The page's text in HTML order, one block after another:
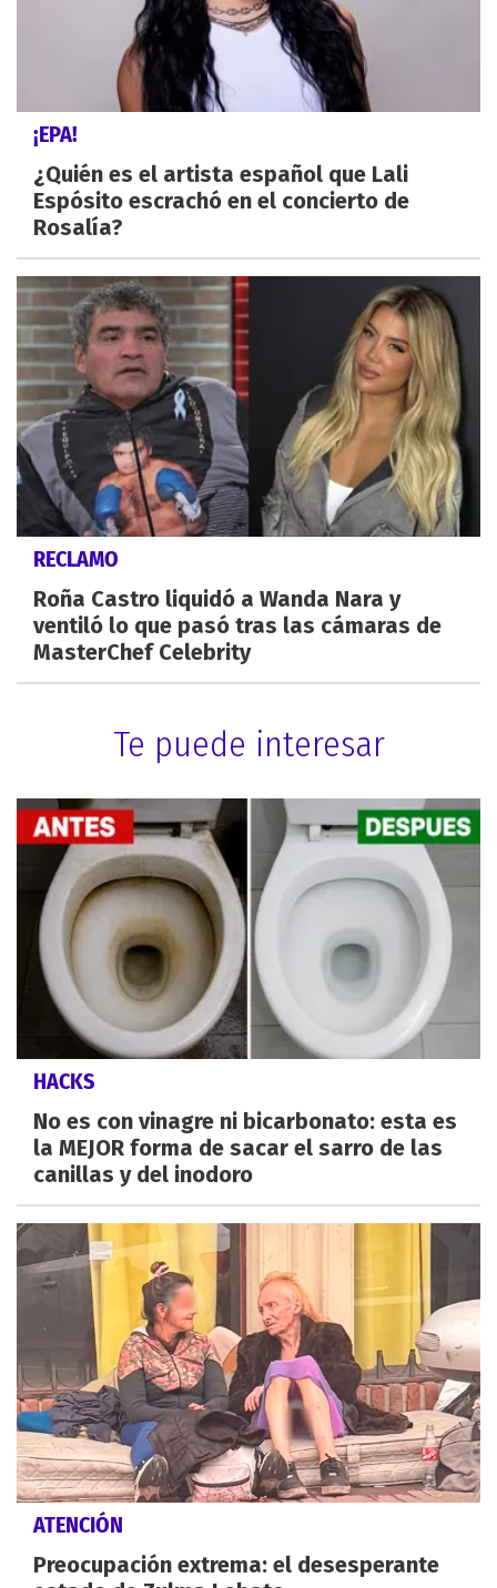
¡EPA!
¿Quién es el artista español que Lali
Espósito escrachó en el concierto de
Rosalía?
RECLAMO
Roña Castro liquidó a Wanda Nara y
ventiló lo que pasó tras las cámaras de
MasterChef Celebrity
Te puede interesar
HACKS
No es con vinagre ni bicarbonato: esta es
la MEJOR forma de sacar el sarro de las
canillas y del inodoro
ATENCIÓN
Preocupación extrema: el desesperante